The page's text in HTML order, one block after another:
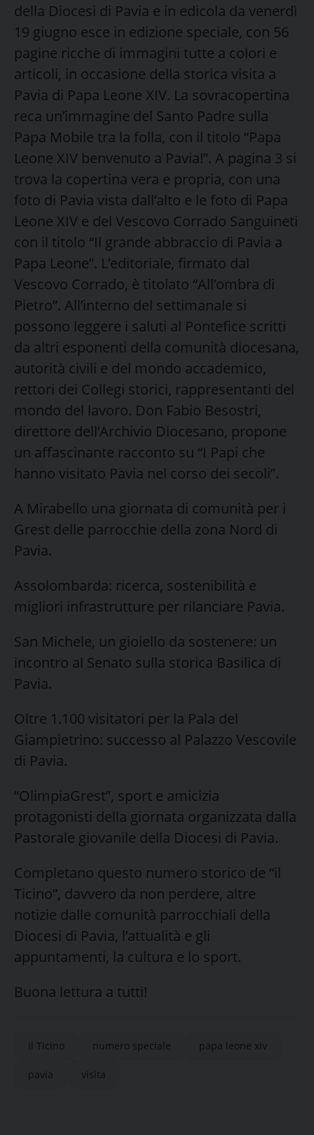
della Diocesi di Pavia e in edicola da venerdì
19 giugno esce in edizione speciale, con 56
pagine ricche di immagini tutte a colori e
articoli, in occasione della storica visita a
Pavia di Papa Leone XIV. La sovracopertina
reca un’immagine del Santo Padre sulla
Papa Mobile tra la folla, con il titolo “Papa
Leone XIV benvenuto a Pavia!”. A pagina 3 si
trova la copertina vera e propria, con una
foto di Pavia vista dall’alto e le foto di Papa
Leone XIV e del Vescovo Corrado Sanguineti
con il titolo “Il grande abbraccio di Pavia a
Papa Leone”. L’editoriale, firmato dal
Vescovo Corrado, è titolato “All’ombra di
Pietro”. All’interno del settimanale si
possono leggere i saluti al Pontefice scritti
da altri esponenti della comunità diocesana,
autorità civili e del mondo accademico,
rettori dei Collegi storici, rappresentanti del
mondo del lavoro. Don Fabio Besostri,
direttore dell’Archivio Diocesano, propone
un affascinante racconto su “I Papi che
hanno visitato Pavia nel corso dei secoli”.
A Mirabello una giornata di comunità per i
Grest delle parrocchie della zona Nord di
Pavia.
Assolombarda: ricerca, sostenibilità e
migliori infrastrutture per rilanciare Pavia.
San Michele, un gioiello da sostenere: un
incontro al Senato sulla storica Basilica di
Pavia.
Oltre 1.100 visitatori per la Pala del
Giampietrino: successo al Palazzo Vescovile
di Pavia.
“OlimpiaGrest”, sport e amicizia
protagonisti della giornata organizzata dalla
Pastorale giovanile della Diocesi di Pavia.
Completano questo numero storico de “il
Ticino”, davvero da non perdere, altre
notizie dalle comunità parrocchiali della
Diocesi di Pavia, l’attualità e gli
appuntamenti, la cultura e lo sport.
Buona lettura a tutti!
Il Ticino numero speciale papa leone xiv
pavia visita